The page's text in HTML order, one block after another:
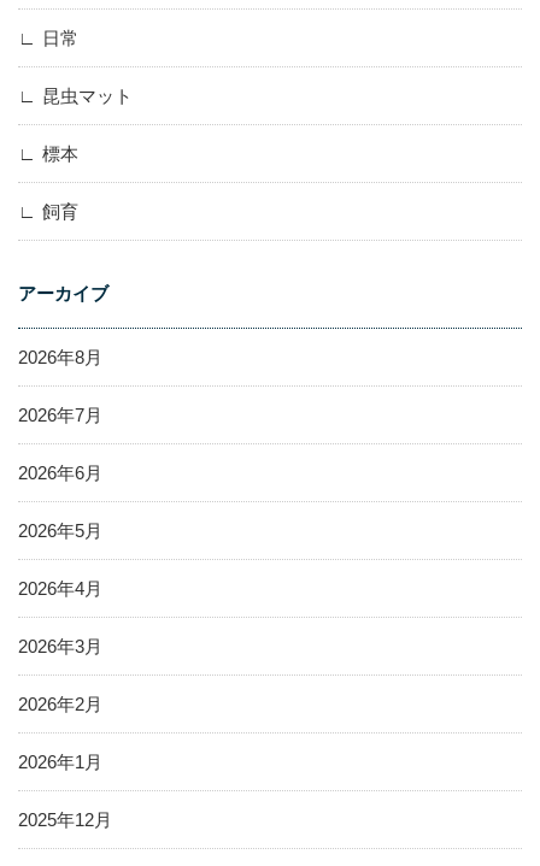
日常
昆虫マット
標本
飼育
アーカイブ
2026年8月
2026年7月
2026年6月
2026年5月
2026年4月
2026年3月
2026年2月
2026年1月
2025年12月